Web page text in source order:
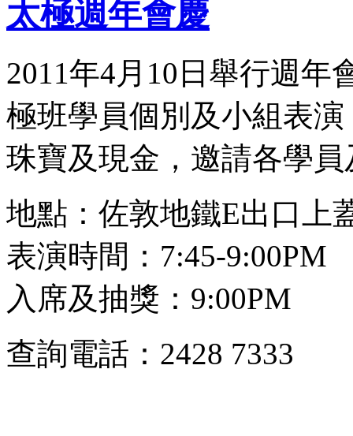
太極週年會慶
2011年4月10日舉行週年
極班學員個別及小組表
珠寶及現金，邀請各學
地點：佐敦地鐵E出口上
表演時間：7:45-9:00PM
入席及抽獎：9:00PM
查詢電話：2428 7333